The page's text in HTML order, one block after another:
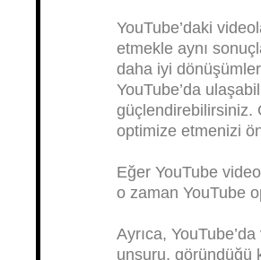
YouTube’daki
etmekle aynı
daha iyi
YouTube’da
güçlendirebilirsiniz.
optimize etmenizi
Eğer YouTube
o zaman YouTube
Ayrıca,
unsuru, göründüğü